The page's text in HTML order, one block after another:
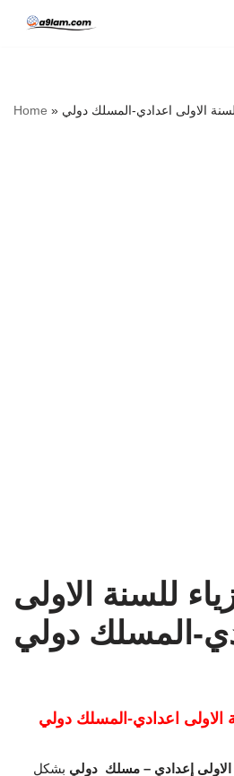
Home » الاولى اعدادي-المسلك دولي
للسنة الاولى
المسلك دولي
الاولى اعدادي-المسلك دولي
الاولى إعدادي – مسلك دولي بشكل